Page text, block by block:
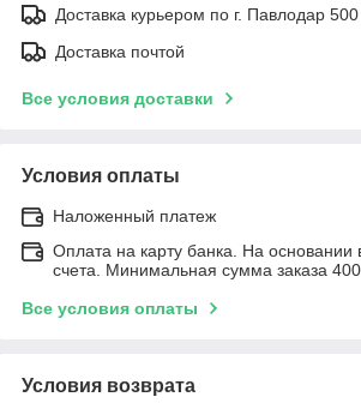
Доставка курьером по г. Павлодар 500
Доставка почтой
Все условия доставки
Условия оплаты
Наложенный платеж
Оплата на карту банка. На основании
счета. Минимальная сумма заказа
Все условия оплаты
Условия возврата